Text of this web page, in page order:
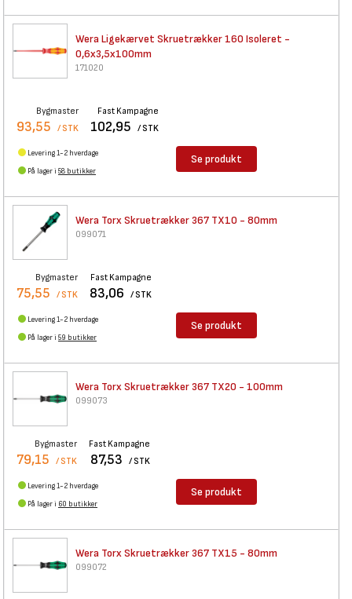
Wera Ligekærvet Skruetrækker160 Isoleret -
0,6x3,5x100mm
171020
Bygmaster
93,55 / STK
Fast Kampagne
102,95 / STK
Levering 1-2 hverdage
På lager i 58 butikker
Se produkt
Wera Torx Skruetrækker 367 TX10 - 80mm
099071
Bygmaster
75,55 / STK
Fast Kampagne
83,06 / STK
Levering 1-2 hverdage
På lager i 59 butikker
Se produkt
Wera Torx Skruetrækker 367 TX20 - 100mm
099073
Bygmaster
79,15 / STK
Fast Kampagne
87,53 / STK
Levering 1-2 hverdage
På lager i 60 butikker
Se produkt
Wera Torx Skruetrækker 367 TX15 - 80mm
099072